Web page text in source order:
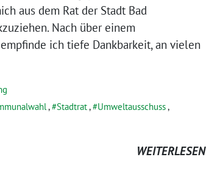
aus dem Rat der Stadt Bad
Nach über einem
ich tiefe Dankbarkeit, an vielen
, Stadtrat, Umweltausschuss,
WEITERLESEN